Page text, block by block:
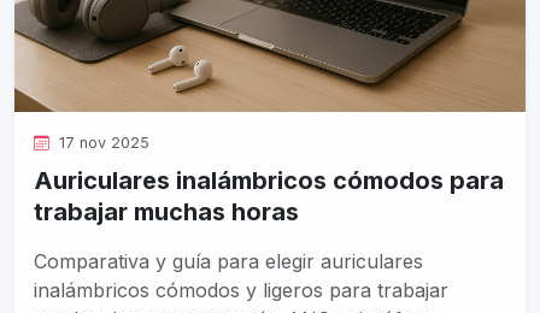
17 nov 2025
Auriculares inalámbricos cómodos para
trabajar muchas horas
Comparativa y guía para elegir auriculares
inalámbricos cómodos y ligeros para trabajar